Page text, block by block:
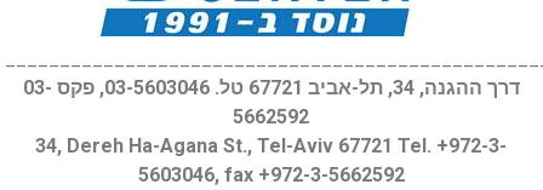
דרך ההגנה, 34, תל-אביב 67721 טל. 03-5603046, פקס 03-
5662592
34, Dereh Ha-Agana St., Tel-Aviv 67721 Tel. +972-3-
5603046, fax +972-3-5662592
Уменьшить
remove_circle_outline Уменьшить шрифт
add_circle_outline Увеличить шрифт
Читабельный шрифт